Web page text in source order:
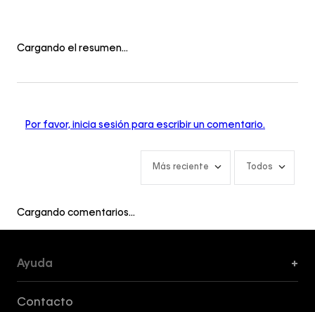
Cargando el resumen…
Por favor, inicia sesión para escribir un comentario.
Más reciente Todos
Cargando comentarios…
Ayuda +
Contacto